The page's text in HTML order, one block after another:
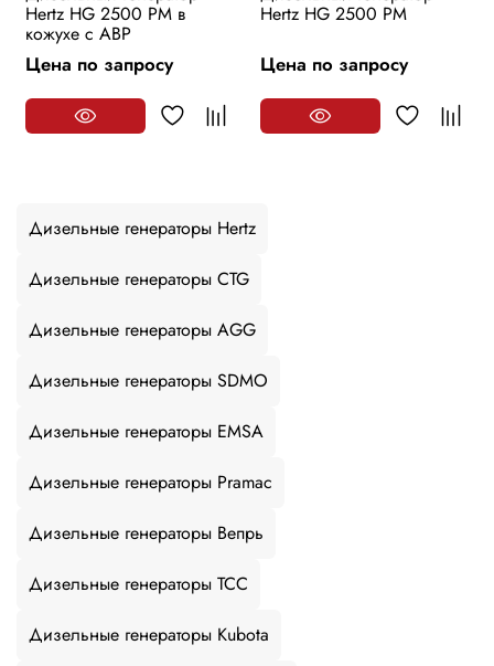
Hertz HG 2500 PM в
кожухе с АВР
Цена по запросу
Hertz HG 2500 PM
Цена по запросу
Дизельные генераторы Hertz
Дизельные генераторы CTG
Дизельные генераторы AGG
Дизельные генераторы SDMO
Дизельные генераторы EMSA
Дизельные генераторы Pramac
Дизельные генераторы Вепрь
Дизельные генераторы ТСС
Дизельные генераторы Kubota